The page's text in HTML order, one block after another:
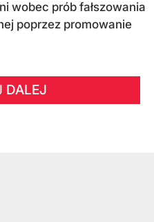
wobec prób fałszowania
poprzez promowanie
DALEJ